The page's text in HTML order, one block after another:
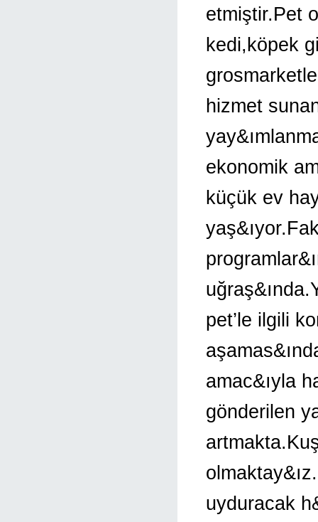
etmiştir.Pet
kedi,köpek
hizmet
ekonomik
küçük ev
pet’le ilgili
amac&ıyla
gönderilen
uyduracak